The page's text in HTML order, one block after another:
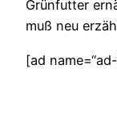
Grünfutter
muß neu
[ad